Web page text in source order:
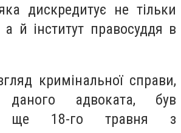
дискредитує не тільки
а й інститут правосуддя в
кримінальної справи,
адвоката, був
ще 18-го травня з